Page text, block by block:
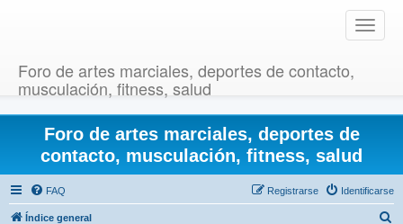
T
o
e
v
i
g
Foro de artes marciales, deportes de contacto,
musculación, fitness, salud
Foro de artes marciales, deportes de
contacto, musculación, fitness, salud
FAQ Identificarse
Registrarse
Índice general